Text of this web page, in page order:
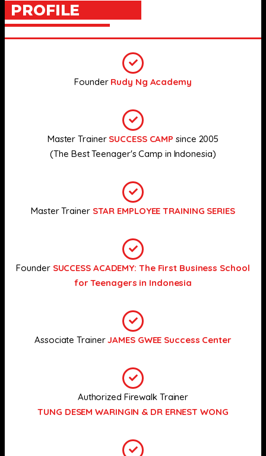
PROFILE
Founder Rudy Ng Academy
Master Trainer SUCCESS CAMP since 2005
(The Best Teenager's Camp in Indonesia)
Master Trainer STAR EMPLOYEE TRAINING SERIES
Founder SUCCESS ACADEMY: The First Business School
for Teenagers in Indonesia
Associate TrainerJAMES GWEE Success Center
Authorized Firewalk Trainer
TUNG DESEM WARINGIN & DR ERNEST WONG